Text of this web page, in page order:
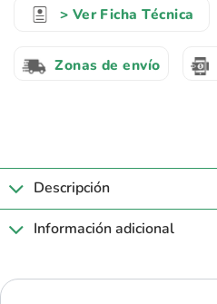
> Ver Ficha Técnica
Zonas de envío
Descripción
Información adicional